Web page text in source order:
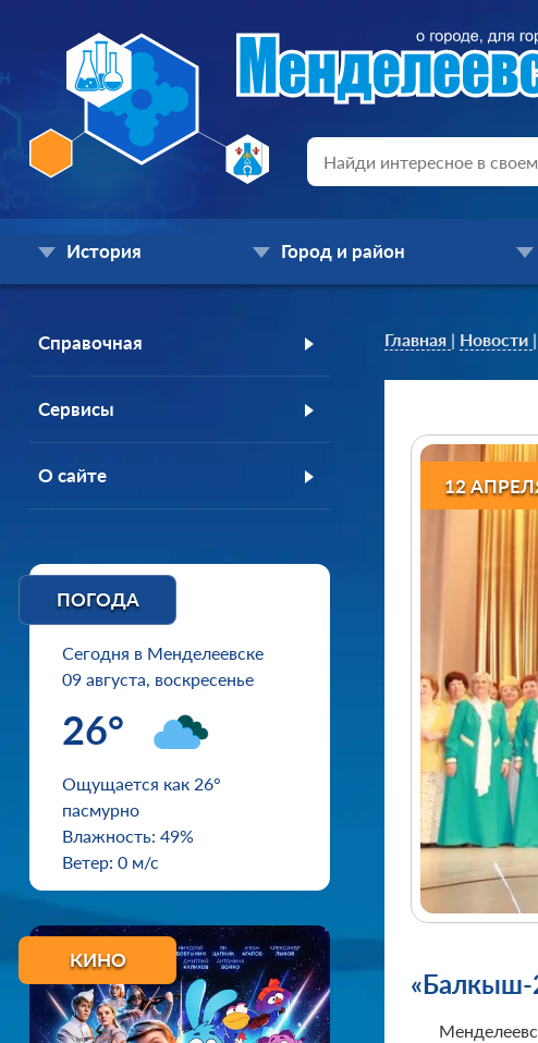
История Город и район
Справочная
Сервисы
О сайте
ПОГОДА
Сегодня в Менделеевске
09 августа, воскресенье
26°
Ощущается как 26°
пасмурно
Влажность: 49%
Ветер: 0 м/с
КИНО
Главная | Новости |
12
«Балкыш-